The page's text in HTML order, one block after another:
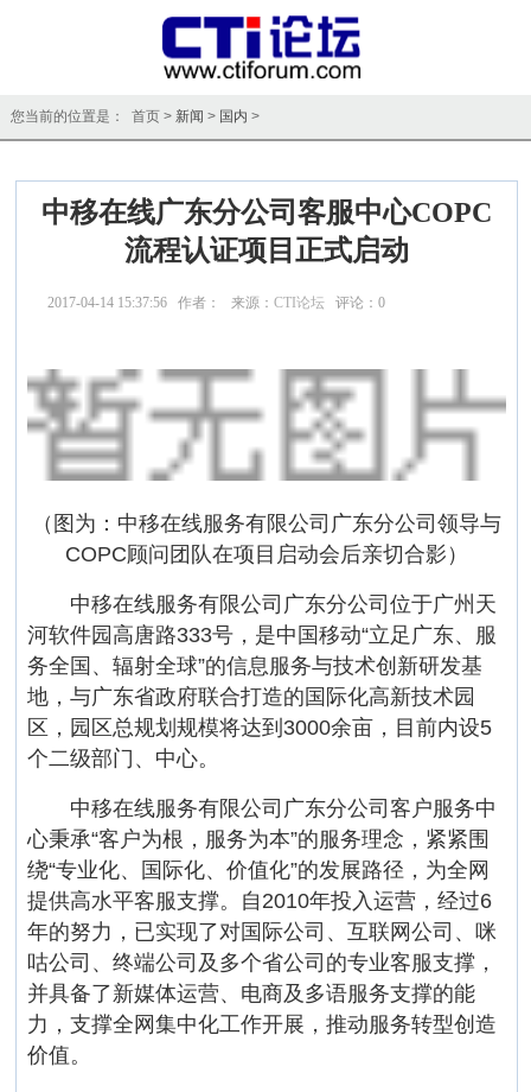
您当前的位置是： 首页 > 新闻 > 国内 >
中移在线广东分公司客服中心COPC
流程认证项目正式启动
2017-04-14 15:37:56 作者： 来源：CTI论坛 评论：0
（图为：中移在线服务有限公司广东分公司领导与
COPC顾问团队在项目启动会后亲切合影）
中移在线服务有限公司广东分公司位于广州天
河软件园高唐路333号，是中国移动“立足广东、服
务全国、辐射全球”的信息服务与技术创新研发基
地，与广东省政府联合打造的国际化高新技术园
区，园区总规划规模将达到3000余亩，目前内设5
个二级部门、中心。
中移在线服务有限公司广东分公司客户服务中
心秉承“客户为根，服务为本”的服务理念，紧紧围
绕“专业化、国际化、价值化”的发展路径，为全网
提供高水平客服支撑。自2010年投入运营，经过6
年的努力，已实现了对国际公司、互联网公司、咪
咕公司、终端公司及多个省公司的专业客服支撑，
并具备了新媒体运营、电商及多语服务支撑的能
力，支撑全网集中化工作开展，推动服务转型创造
价值。